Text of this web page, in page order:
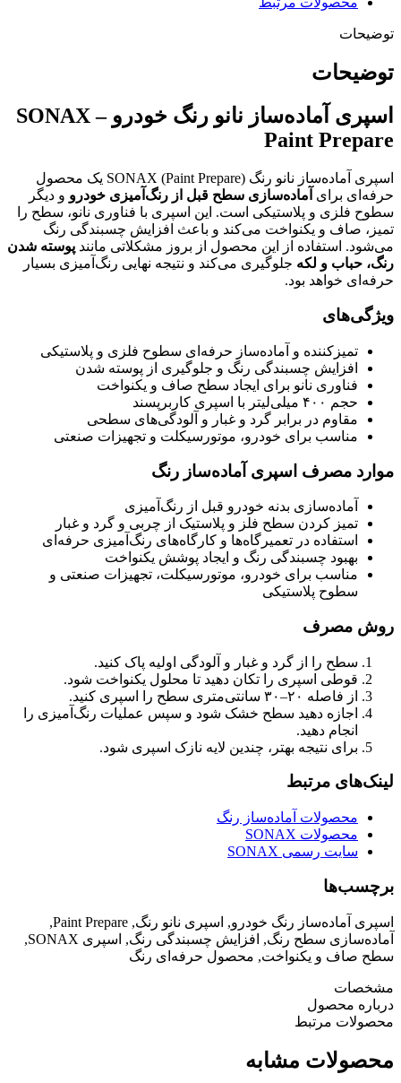
توضیحات
توضیحات
اسپری آماده‌ساز نانو رنگ خودرو SONAX –
Paint Prepare
اسپری آماده‌ساز نانو رنگ SONAX (Paint Prepare) یک محصول
حرفه‌ای برای آماده‌سازی سطح قبل از رنگ‌آمیزی خودرو و دیگر
سطوح فلزی و پلاستیکی است. این اسپری با فناوری نانو، سطح را
تمیز، صاف و یکنواخت می‌کند و باعث افزایش چسبندگی رنگ
می‌شود. استفاده از این محصول از بروز مشکلاتی مانند پوسته شدن
رنگ، حباب و لکه جلوگیری می‌کند و نتیجه نهایی رنگ‌آمیزی بسیار
حرفه‌ای خواهد بود.
ویژگی‌های
تمیزکننده و آماده‌ساز حرفه‌ای سطوح فلزی و پلاستیکی
افزایش چسبندگی رنگ و جلوگیری از پوسته شدن
فناوری نانو برای ایجاد سطح صاف و یکنواخت
حجم ۴۰۰ میلی‌لیتر با اسپری کاربرپسند
مقاوم در برابر گرد و غبار و آلودگی‌های سطحی
مناسب برای خودرو، موتورسیکلت و تجهیزات صنعتی
موارد مصرف اسپری آماده‌ساز رنگ
آماده‌سازی بدنه خودرو قبل از رنگ‌آمیزی
تمیز کردن سطح فلز و پلاستیک از چربی و گرد و غبار
استفاده در تعمیرگاه‌ها و کارگاه‌های رنگ‌آمیزی حرفه‌ای
بهبود چسبندگی رنگ و ایجاد پوشش یکنواخت
مناسب برای خودرو، موتورسیکلت، تجهیزات صنعتی و
سطوح پلاستیکی
روش مصرف
سطح را از گرد و غبار و آلودگی اولیه پاک کنید.
قوطی اسپری را تکان دهید تا محلول یکنواخت شود.
از فاصله ۲۰–۳۰ سانتی‌متری سطح را اسپری کنید.
اجازه دهید سطح خشک شود و سپس عملیات رنگ‌آمیزی را
انجام دهید.
برای نتیجه بهتر، چندین لایه نازک اسپری شود.
لینک‌های مرتبط
محصولات آماده‌ساز رنگ
محصولات SONAX
سایت رسمی SONAX
برچسب‌ها
اسپری آماده‌ساز رنگ خودرو, اسپری نانو رنگ, Paint Prepare,
آماده‌سازی سطح رنگ, افزایش چسبندگی رنگ, اسپری SONAX,
سطح صاف و یکنواخت, محصول حرفه‌ای رنگ
مشخصات
درباره محصول
محصولات مرتبط
محصولات مشابه